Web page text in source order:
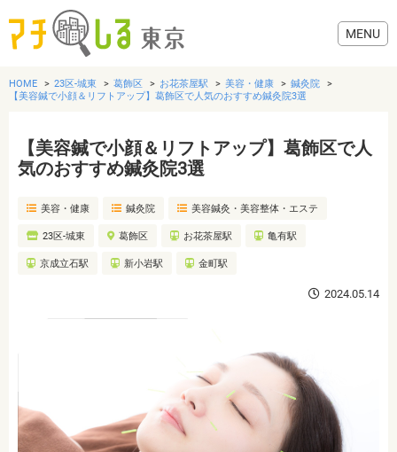
グルメ
美容・健康
歯医者・病院
おでかけ
HOME 23区-城東 葛飾区 お花茶屋駅 美容・健康
鍼灸院
【美容鍼で小顔＆リフトアップ】葛飾区で人気のおすすめ鍼灸院3選
【美容鍼で小顔＆リフトアップ】葛飾区で人
気のおすすめ鍼灸院3選
美容・健康 鍼灸院 美容鍼灸・美容整体・エステ
23区-城東 葛飾区 お花茶屋駅 亀有駅
京成立石駅 新小岩駅 金町駅
2024.05.14